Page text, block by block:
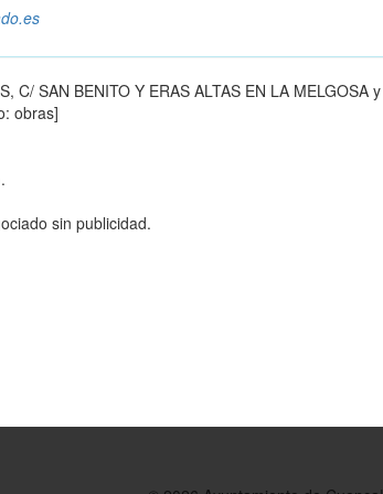
C/ SAN BENITO Y ERAS ALTAS EN LA MELGOSA y
obras]
sin publicidad.